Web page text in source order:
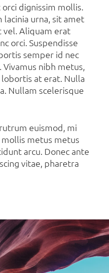
dignissim mollis.
urna, sit amet
Aliquam erat
orci. Suspendisse
semper id nec
nibh metus,
at erat. Nulla
Nullam scelerisque
euismod, mi
metus metus
arcu. Donec ante
vitae, pharetra